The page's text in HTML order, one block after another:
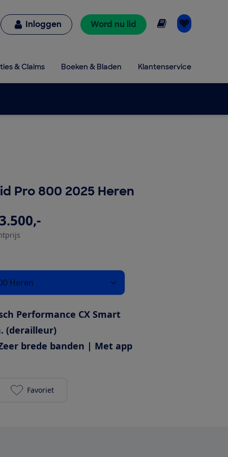
Inloggen Word nu lid Online lezen
& Claims Boeken & Bladen Klantenservice
Pro 800 2025 Heren
Heren
Performance CX Smart
(derailleur)
brede banden | Met app
Cube Kathmandu Hybrid Pro 800 2025 Heren
Favoriet